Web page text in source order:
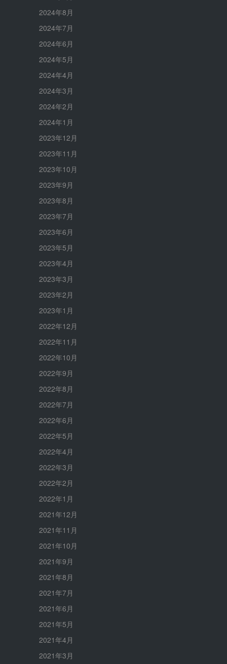
2024年8月
2024年7月
2024年6月
2024年5月
2024年4月
2024年3月
2024年2月
2024年1月
2023年12月
2023年11月
2023年10月
2023年9月
2023年8月
2023年7月
2023年6月
2023年5月
2023年4月
2023年3月
2023年2月
2023年1月
2022年12月
2022年11月
2022年10月
2022年9月
2022年8月
2022年7月
2022年6月
2022年5月
2022年4月
2022年3月
2022年2月
2022年1月
2021年12月
2021年11月
2021年10月
2021年9月
2021年8月
2021年7月
2021年6月
2021年5月
2021年4月
2021年3月